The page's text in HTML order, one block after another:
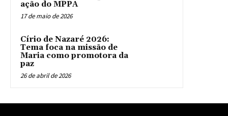
ação do MPPA
17 de maio de 2026
Círio de Nazaré 2026:
Tema foca na missão de
Maria como promotora da
paz
26 de abril de 2026